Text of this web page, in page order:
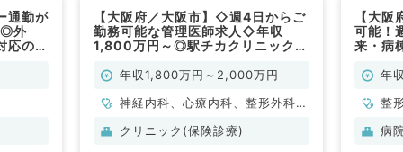
通勤が
◎外
応のお
【大阪府／大阪市】◇週4日からご
勤務可能な管理医師求人◇年収
1,800万円～◎駅チカクリニックに
勤）年収1,800万円～2,000万円
神経内科、心療内科、整形外科、
一般内科、循環器内科、呼吸器内
クリニック(保険診療)
【大
可能！
来・病
年
整
病